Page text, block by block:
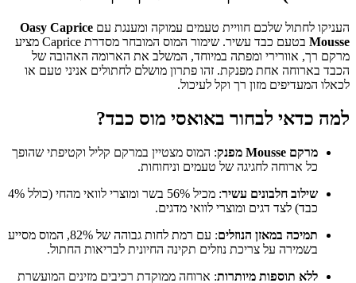
העניקו לחתול שלכם חוויית טעמים עמוקה ומענגת עם Oasy Caprice
Mousse
בטעם כבד עשיר. שימור המוס המובחר מסדרת Caprice מציע
מרקם רך, אוורירי ומפתה במיוחד, המשלב את הארומה האהובה של
הכבד בארוחה אחת מפנקת. זהו פתרון מושלם לחתולים אניני טעם או
לכאלו המעדיפים מזון רך וקל לעיכול.
למה כדאי לבחור באואסי מוס כבד?
מרקם Mousse מפנק
: המוס מצטיין במרקם קליל וקטיפתי שהופך
כל ארוחה לחגיגה של טעמים וניחוחות.
שילוב חלבונים עשיר
: מכיל 56% בשר ומוצרי לוואי מהחי (כולל 4%
כבד) לצד דגים ומוצרי לוואי מדגים.
תמיכה במאזן הנוזלים
: עם רמת לחות גבוהה של 82%, המוס מסייע
בשמירה על צריכת נוזלים תקינה החיונית לבריאות החתול.
ללא תוספות מיותרות: ארוחה ממוקדת רכיבים מזינים המועשרת